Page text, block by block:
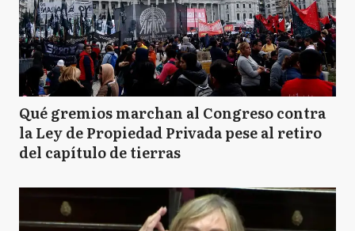
Qué gremios marchan al Congreso contra
la Ley de Propiedad Privada pese al retiro
del capítulo de tierras